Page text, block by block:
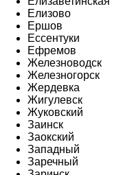
Елизово
Ершов
Ессентуки
Ефремов
Железноводск
Железногорск
Жердевка
Жигулевск
Жуковский
Заинск
Заокский
Западный
Заречный